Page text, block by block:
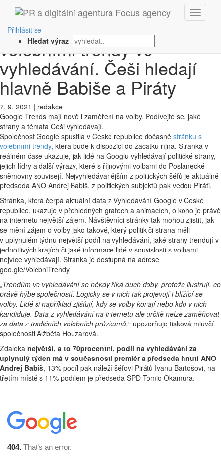
Přihlásit se
Hledat výraz
‹ Zpět
Google zveřejnil stránku s
volebními trendy ve
vyhledávání. Češi hledají
hlavně Babiše a Piráty
7. 9. 2021 | redakce
Google Trends mají nově i zaměření na volby. Podívejte se, jaké
strany a témata Češi vyhledávají.
Společnost Google spustila v České republice dočasně stránku s
volebními trendy, která bude k dispozici do začátku října. Stránka v
reálném čase ukazuje, jak lidé na Googlu vyhledávají politické strany,
jejich lídry a další výrazy, které s říjnovými volbami do Poslanecké
sněmovny souvisejí. Nejvyhledávanějším z politických šéfů je aktuálně
předseda ANO Andrej Babiš, z politických subjektů pak vedou Piráti.
Stránka, která čerpá aktuální data z Vyhledávání Google v České
republice, ukazuje v přehledných grafech a animacích, o koho je právě
na internetu největší zájem. Návštěvníci stránky tak mohou zjistit, jak
se mění zájem o volby jako takové, který politik či strana měli
v uplynulém týdnu největší podíl na vyhledávání, jaké strany trendují v
jednotlivých krajích či jaké informace lidé v souvislosti s volbami
nejvíce vyhledávají. Stránka je dostupná na adrese
goo.gle/VolebniTrendy
„Trendům ve vyhledávání se někdy říká duch doby, protože ilustrují, co
právě hýbe společností. Logicky se v nich tak projevují i blížící se
volby. Lidé si například zjišťují, kdy se volby konají nebo kdo v nich
kandiduje. Data z vyhledávání na internetu ale určitě nelze zaměňovat
za data z tradičních volebních průzkumů,“ upozorňuje tisková mluvčí
společnosti Alžběta Houzarová.
Zdaleka největší, a to 70procentní, podíl na vyhledávání za
uplynulý týden má v současnosti premiér a předseda hnutí ANO
Andrej Babiš, 13% podíl pak náleží šéfovi Pirátů Ivanu Bartošovi, na
třetím místě s 11% podílem je předseda SPD Tomio Okamura.